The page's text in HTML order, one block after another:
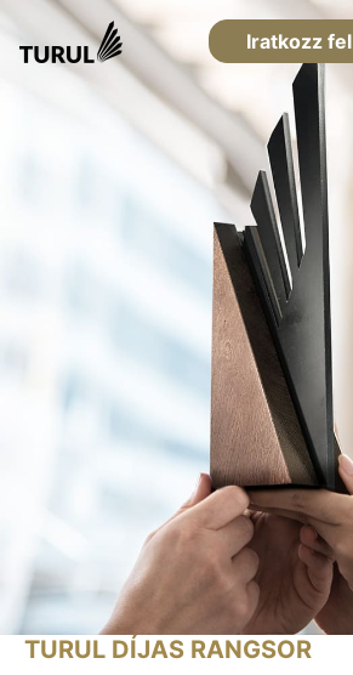
Iratkozz fel
TURUL DÍJAS RANGSOR